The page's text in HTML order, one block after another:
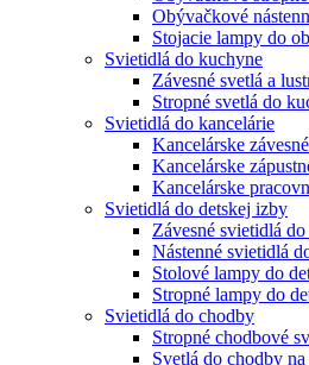
Obývačkové
Stojacie lampy do
Svietidlá do kuchyne
Závesné svetlá a
Stropné svetlá do
Svietidlá do kancelárie
Kancelárske
Kancelárske
Kancelárske
Svietidlá do detskej izby
Závesné svietidlá
Nástenné svietidlá
Stolové lampy do
Stropné lampy do
Svietidlá do chodby
Stropné chodbové
Svetlá do chodby na